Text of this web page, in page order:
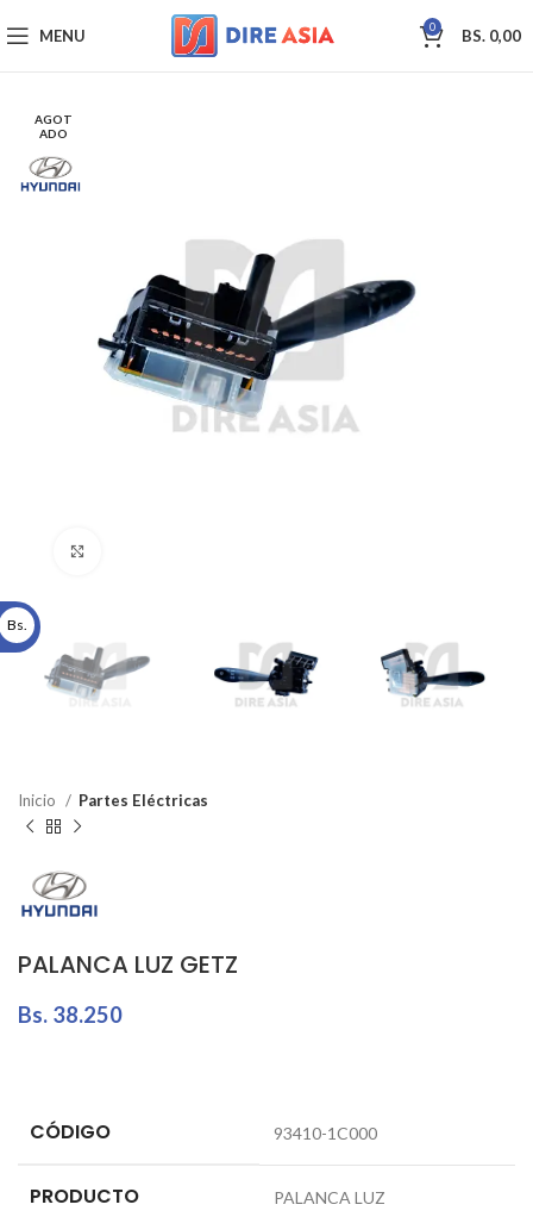
MENU 0 BS. 0,00
AGOT
ADO
Inicio Partes Eléctricas
PALANCA LUZ GETZ
Bs. 38.250
CÓDIGO 93410-1C000
PRODUCTO PALANCA LUZ
Bs.